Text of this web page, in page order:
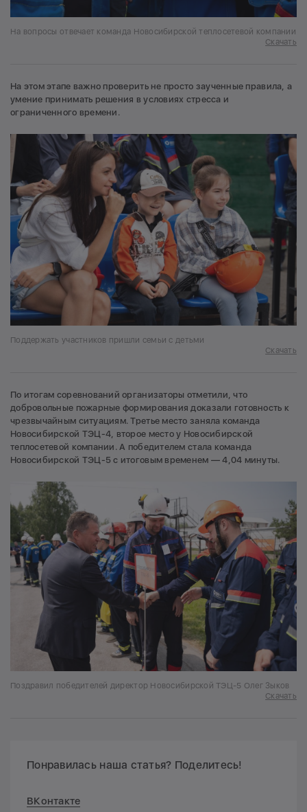
На вопросы отвечает команда Новосибирской теплосетевой компании
Скачать
На этом этапе важно проверить не просто заученные правила, а
умение принимать решения в условиях стресса и
ограниченного времени.
Поддержать участников пришли семьи с детьми
Скачать
По итогам соревнований организаторы отметили, что
добровольные пожарные формирования доказали готовность к
чрезвычайным ситуациям. Третье место заняла команда
Новосибирской ТЭЦ-4, второе место у Новосибирской
теплосетевой компании. А победителем стала команда
Новосибирской ТЭЦ-5 с итоговым временем — 4,04 минуты.
Поздравил победителей директор Новосибирской ТЭЦ-5 Олег Зыков
Скачать
Понравилась наша статья? Поделитесь!
ВКонтакте